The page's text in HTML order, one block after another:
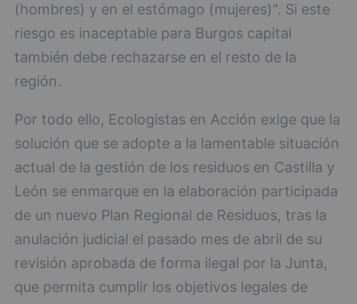
(hombres) y en el estómago (mujeres)". Si este
riesgo es inaceptable para Burgos capital
también debe rechazarse en el resto de la
región.
Por todo ello, Ecologistas en Acción exige que la
solución que se adopte a la lamentable situación
actual de la gestión de los residuos en Castilla y
León se enmarque en la elaboración participada
de un nuevo Plan Regional de Residuos, tras la
anulación judicial el pasado mes de abril de su
revisión aprobada de forma ilegal por la Junta,
que permita cumplir los objetivos legales de